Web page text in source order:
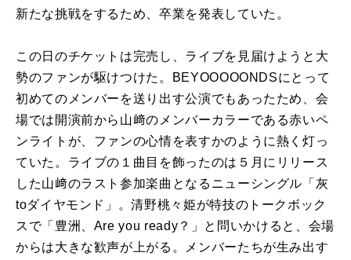
新たな挑戦をするため、卒業を発表していた。
この日のチケットは完売し、ライブを見届けようと大
勢のファンが駆けつけた。BEYOOOOONDSにとって
初めてのメンバーを送り出す公演でもあったため、会
場では開演前から山﨑のメンバーカラーである赤いペ
ンライトが、ファンの心情を表すかのように熱く灯っ
ていた。ライブの１曲目を飾ったのは５月にリリース
した山﨑のラスト参加楽曲となるニューシングル「灰
toダイヤモンド」。清野桃々姫が特技のトークボック
スで「豊洲、Are you ready？」と問いかけると、会場
からは大きな歓声が上がる。メンバーたちが生み出す